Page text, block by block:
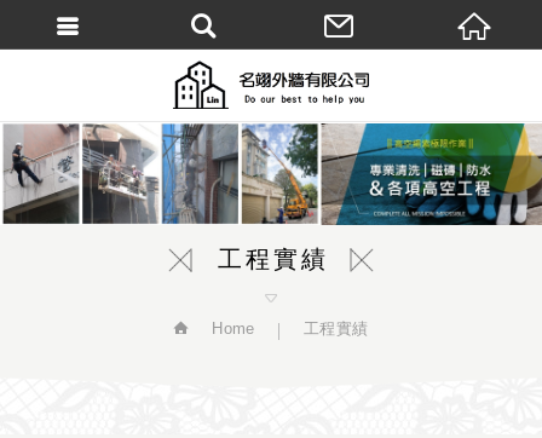
工程實績
Home 工程實績
繁體中文